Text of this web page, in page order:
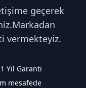
geçerek
vermekteyiz.
1 Yıl Garanti
mesafede